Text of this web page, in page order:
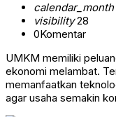
calendar_month
visibility28
0Komentar
UMKM memiliki
ekonomi melambat.
memanfaatkan
agar usaha semakin